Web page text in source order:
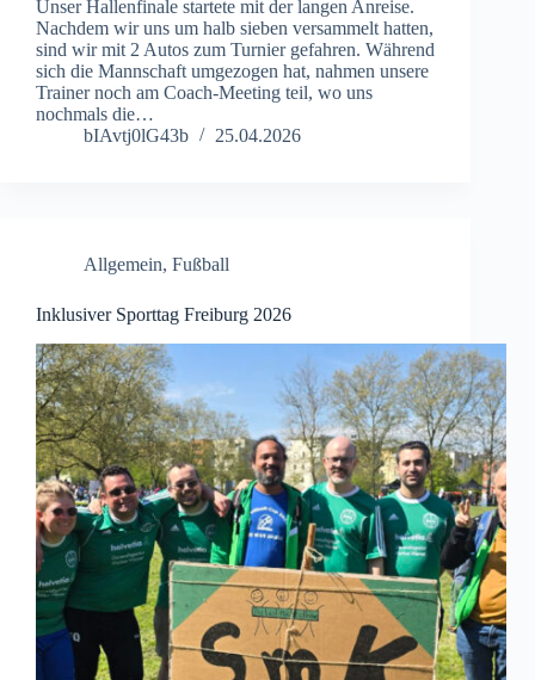
Unser Hallenfinale startete mit der langen Anreise.
Nachdem wir uns um halb sieben versammelt hatten,
sind wir mit 2 Autos zum Turnier gefahren. Während
sich die Mannschaft umgezogen hat, nahmen unsere
Trainer noch am Coach-Meeting teil, wo uns
nochmals die…
bIAvtj0lG43b
25.04.2026
Allgemein, Fußball
Inklusiver Sporttag Freiburg 2026